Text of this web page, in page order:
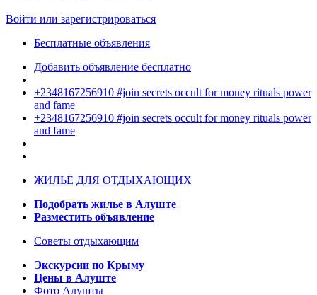
Войти или зарегистрироваться
Бесплатные объявления
Добавить объявление бесплатно
+2348167256910 #join secrets occult for money rituals power
and fame
+2348167256910 #join secrets occult for money rituals power
and fame
ЖИЛЬЁ ДЛЯ ОТДЫХАЮЩИХ
Подобрать жилье в Алуште
Разместить объявление
Советы отдыхающим
Экскурсии по Крыму
Цены в Алуште
Фото Алушты